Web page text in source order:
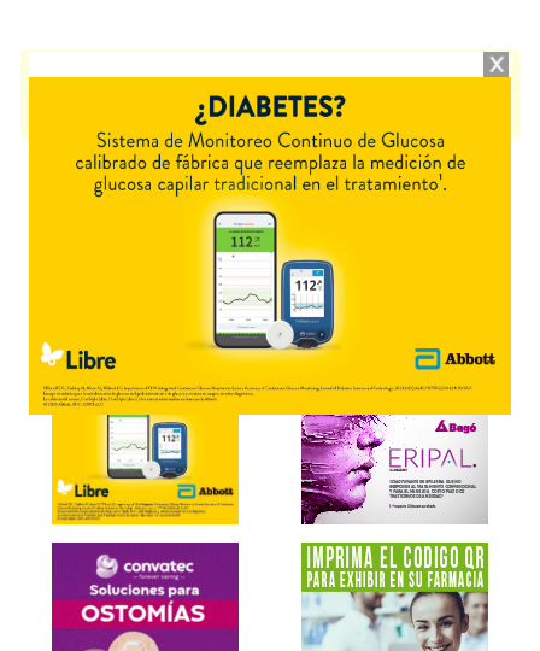
Framingham Pharma y cuenta con 1 presentación
Explorar más
Otros productos concúrcuma
Otros productos deFramingham Pharma